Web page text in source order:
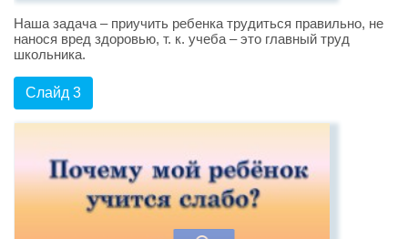
Наша задача – приучить ребенка трудиться правильно, не
нанося вред здоровью, т. к. учеба – это главный труд
школьника.
Слайд 3